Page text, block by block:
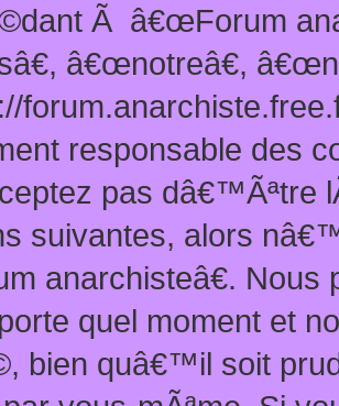
Ã â€œForum
â€œnotreâ€,
responsable des
pas dâ€™Ãªtre
suivantes, alors
anarchisteâ€.
quel moment et
bien quâ€™il soit